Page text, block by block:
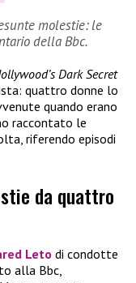
molestie: le
della Bbc.
Dark Secret
quattro donne lo
quando erano
raccontato le
riferendo episodi
da quattro
Leto di condotte
alla Bbc,